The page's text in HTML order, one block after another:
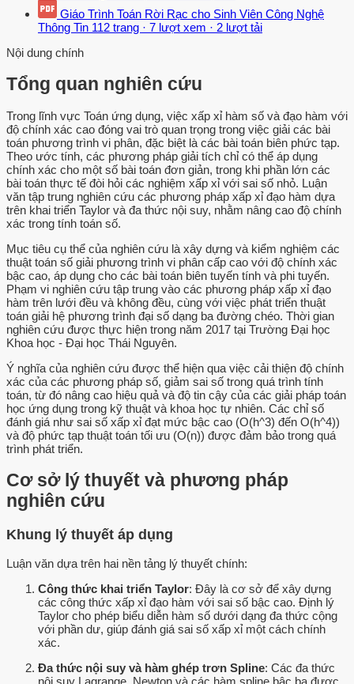
Giáo Trình Toán Rời Rạc cho Sinh Viên Công Nghệ
Thông Tin 112 trang · 7 lượt xem · 2 lượt tải
Nội dung chính
Tổng quan nghiên cứu
Trong lĩnh vực Toán ứng dụng, việc xấp xỉ hàm số và đạo hàm với
độ chính xác cao đóng vai trò quan trọng trong việc giải các bài
toán phương trình vi phân, đặc biệt là các bài toán biên phức tạp.
Theo ước tính, các phương pháp giải tích chỉ có thể áp dụng
chính xác cho một số bài toán đơn giản, trong khi phần lớn các
bài toán thực tế đòi hỏi các nghiệm xấp xỉ với sai số nhỏ. Luận
văn tập trung nghiên cứu các phương pháp xấp xỉ đạo hàm dựa
trên khai triển Taylor và đa thức nội suy, nhằm nâng cao độ chính
xác trong tính toán số.
Mục tiêu cụ thể của nghiên cứu là xây dựng và kiểm nghiệm các
thuật toán số giải phương trình vi phân cấp cao với độ chính xác
bậc cao, áp dụng cho các bài toán biên tuyến tính và phi tuyến.
Phạm vi nghiên cứu tập trung vào các phương pháp xấp xỉ đạo
hàm trên lưới đều và không đều, cùng với việc phát triển thuật
toán giải hệ phương trình đại số dạng ba đường chéo. Thời gian
nghiên cứu được thực hiện trong năm 2017 tại Trường Đại học
Khoa học - Đại học Thái Nguyên.
Ý nghĩa của nghiên cứu được thể hiện qua việc cải thiện độ chính
xác của các phương pháp số, giảm sai số trong quá trình tính
toán, từ đó nâng cao hiệu quả và độ tin cậy của các giải pháp toán
học ứng dụng trong kỹ thuật và khoa học tự nhiên. Các chỉ số
đánh giá như sai số xấp xỉ đạt mức bậc cao (O(h^3) đến O(h^4))
và độ phức tạp thuật toán tối ưu (O(n)) được đảm bảo trong quá
trình phát triển.
Cơ sở lý thuyết và phương pháp
nghiên cứu
Khung lý thuyết áp dụng
Luận văn dựa trên hai nền tảng lý thuyết chính:
Công thức khai triển Taylor: Đây là cơ sở để xây dựng
các công thức xấp xỉ đạo hàm với sai số bậc cao. Định lý
Taylor cho phép biểu diễn hàm số dưới dạng đa thức cộng
với phần dư, giúp đánh giá sai số xấp xỉ một cách chính
xác.
Đa thức nội suy và hàm ghép trơn Spline: Các đa thức